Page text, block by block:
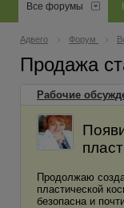
Все форумы
Адвего Форум
Продажа
Рабочие
Продолжаю
пластической
безопасна и